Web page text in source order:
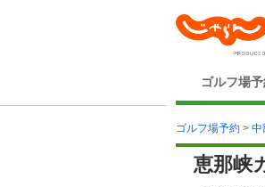
ゴルフ場
ゴルフ場予約 > 中
恵那峡